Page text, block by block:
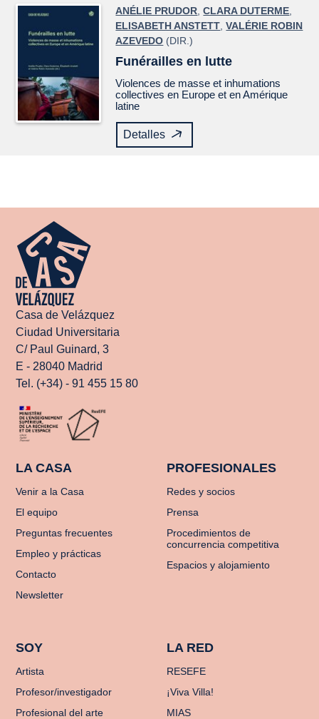
ANÉLIE PRUDOR ,CLARA DUTERME
ELISABETH ANSTETT ,VALÉRIE ROBIN
AZEVEDO (DIR.)
Funérailles en lutte
Violences de masse et inhumations
collectives en Europe et en Amérique
latine
Detalles
Casa de Velázquez
Ciudad Universitaria
C/ Paul Guinard, 3
E - 28040 Madrid
Tel. (+34) - 91 455 15 80
LA CASA
Venir a la Casa
El equipo
Preguntas frecuentes
Empleo y prácticas
Contacto
Newsletter
PROFESIONALES
Redes y socios
Prensa
Procedimientos de
concurrencia competitiva
Espacios y alojamiento
SOY
Artista
Profesor/investigador
Profesional del arte
LA RED
RESEFE
¡Viva Villa!
MIAS